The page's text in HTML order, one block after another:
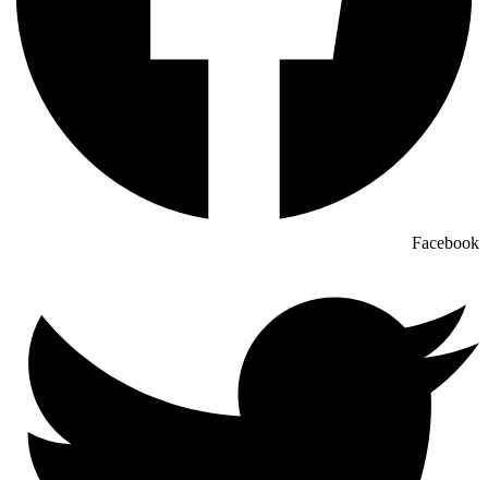
Facebook